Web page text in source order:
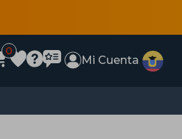
0
Mi Cuenta